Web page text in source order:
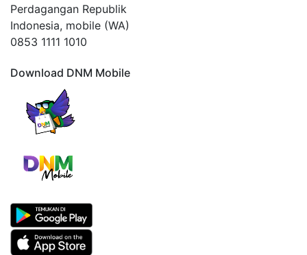
Perdagangan Republik
Indonesia, mobile (WA)
0853 1111 1010
Download DNM Mobile